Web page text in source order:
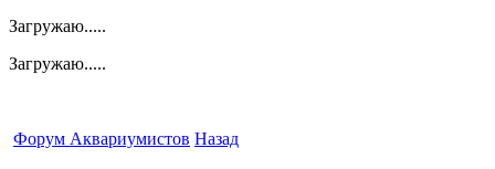
Загружаю.....
Загружаю.....
Форум Аквариумистов Назад